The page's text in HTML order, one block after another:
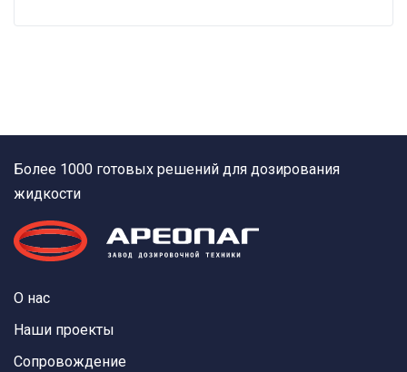
Более 1000 готовых решений для дозирования
жидкости
О нас
Наши проекты
Сопровождение